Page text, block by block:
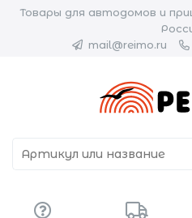
Товары для автодомов и
mail@reimo.ru